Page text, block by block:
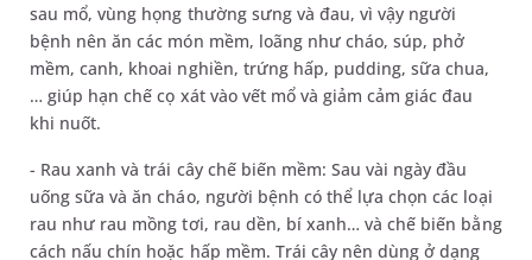
sau mổ, vùng họng thường sưng và đau, vì vậy người
bệnh nên ăn các món mềm, loãng như cháo, súp, phở
mềm, canh, khoai nghiền, trứng hấp, pudding, sữa chua,
… giúp hạn chế cọ xát vào vết mổ và giảm cảm giác đau
khi nuốt.
- Rau xanh và trái cây chế biến mềm: Sau vài ngày đầu
uống sữa và ăn cháo, người bệnh có thể lựa chọn các loại
rau như rau mồng tơi, rau dền, bí xanh… và chế biến bằng
cách nấu chín hoặc hấp mềm. Trái cây nên dùng ở dạng